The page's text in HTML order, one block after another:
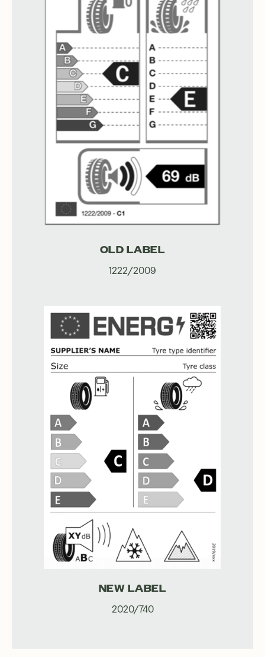
OLD LABEL
1222/2009
NEW LABEL
2020/740